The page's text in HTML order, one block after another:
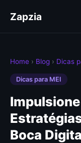
Zapzia
Home › Blog › Dicas
Dicas para MEI
Boca